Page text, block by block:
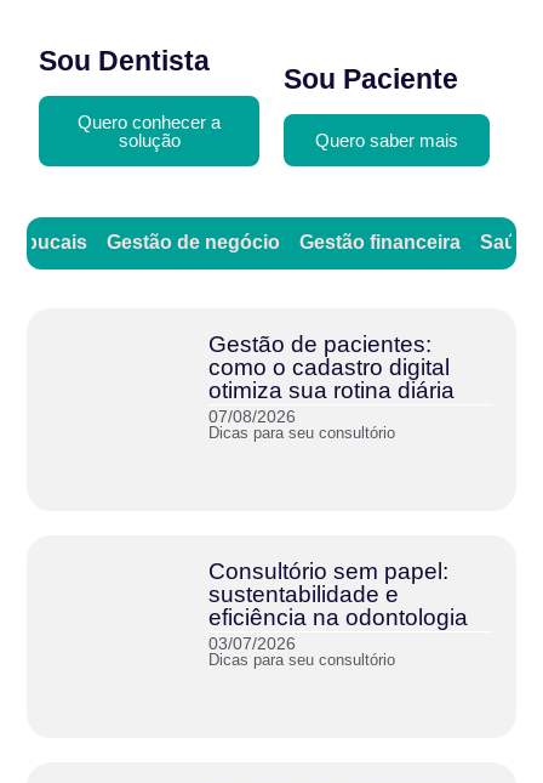
Sou Dentista
Quero conhecer a
solução
Sou Paciente
Quero saber mais
bucais Gestão de negócio Gestão financeira
Gestão de pacientes:
como o cadastro digital
otimiza sua rotina diária
07/08/2026
Dicas para seu consultório
Consultório sem papel:
sustentabilidade e
eficiência na odontologia
03/07/2026
Dicas para seu consultório